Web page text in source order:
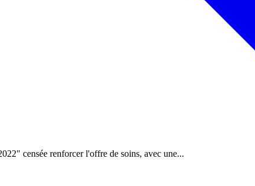
censée renforcer l'offre de soins, avec une...